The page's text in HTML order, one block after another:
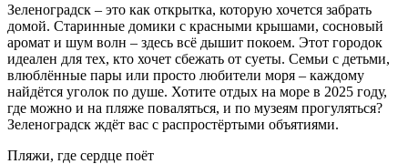
Зеленоградск – это как открытка, которую хочется забрать
домой. Старинные домики с красными крышами, сосновый
аромат и шум волн – здесь всё дышит покоем. Этот городок
идеален для тех, кто хочет сбежать от суеты. Семьи с детьми,
влюблённые пары или просто любители моря – каждому
найдётся уголок по душе. Хотите отдых на море в 2025 году,
где можно и на пляже поваляться, и по музеям прогуляться?
Зеленоградск ждёт вас с распростёртыми объятиями.
Пляжи, где сердце поёт